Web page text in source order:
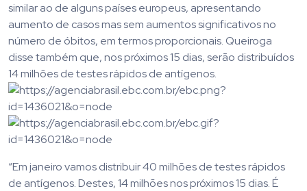
similar ao de alguns países europeus, apresentando
aumento de casos mas sem aumentos significativos no
número de óbitos, em termos proporcionais. Queiroga
disse também que, nos próximos 15 dias, serão distribuídos
14 milhões de testes rápidos de antígenos.
“Em janeiro vamos distribuir 40 milhões de testes rápidos
de antígenos. Destes, 14 milhões nos próximos 15 dias. É